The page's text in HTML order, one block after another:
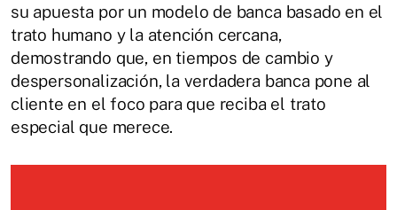
su apuesta por un modelo de banca basado en el
trato humano y la atención cercana,
demostrando que, en tiempos de cambio y
despersonalización, la verdadera banca pone al
cliente en el foco para que reciba el trato
especial que merece.